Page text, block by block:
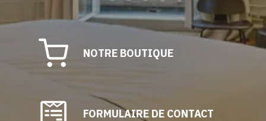
NOTRE BOUTIQUE
FORMULAIRE DE CONTACT